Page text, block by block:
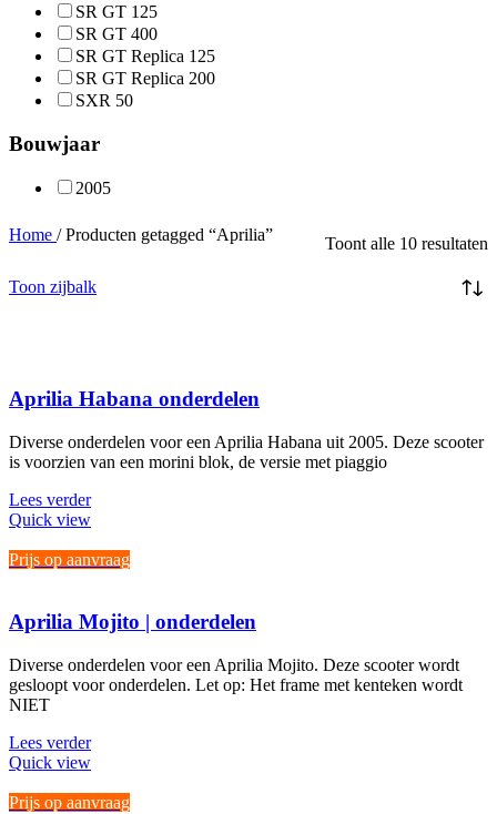
SR GT 125
SR GT 400
SR GT Replica 125
SR GT Replica 200
SXR 50
Bouwjaar
2005
Home / Producten getagged “Aprilia” Toont alle 10 resultaten
Toon zijbalk
Aprilia Habana onderdelen
Diverse onderdelen voor een Aprilia Habana uit 2005. Deze scooter
is voorzien van een morini blok, de versie met piaggio
Lees verder
Quick view
Prijs op aanvraag
Aprilia Mojito | onderdelen
Diverse onderdelen voor een Aprilia Mojito. Deze scooter wordt
gesloopt voor onderdelen. Let op: Het frame met kenteken wordt
NIET
Lees verder
Quick view
Prijs op aanvraag